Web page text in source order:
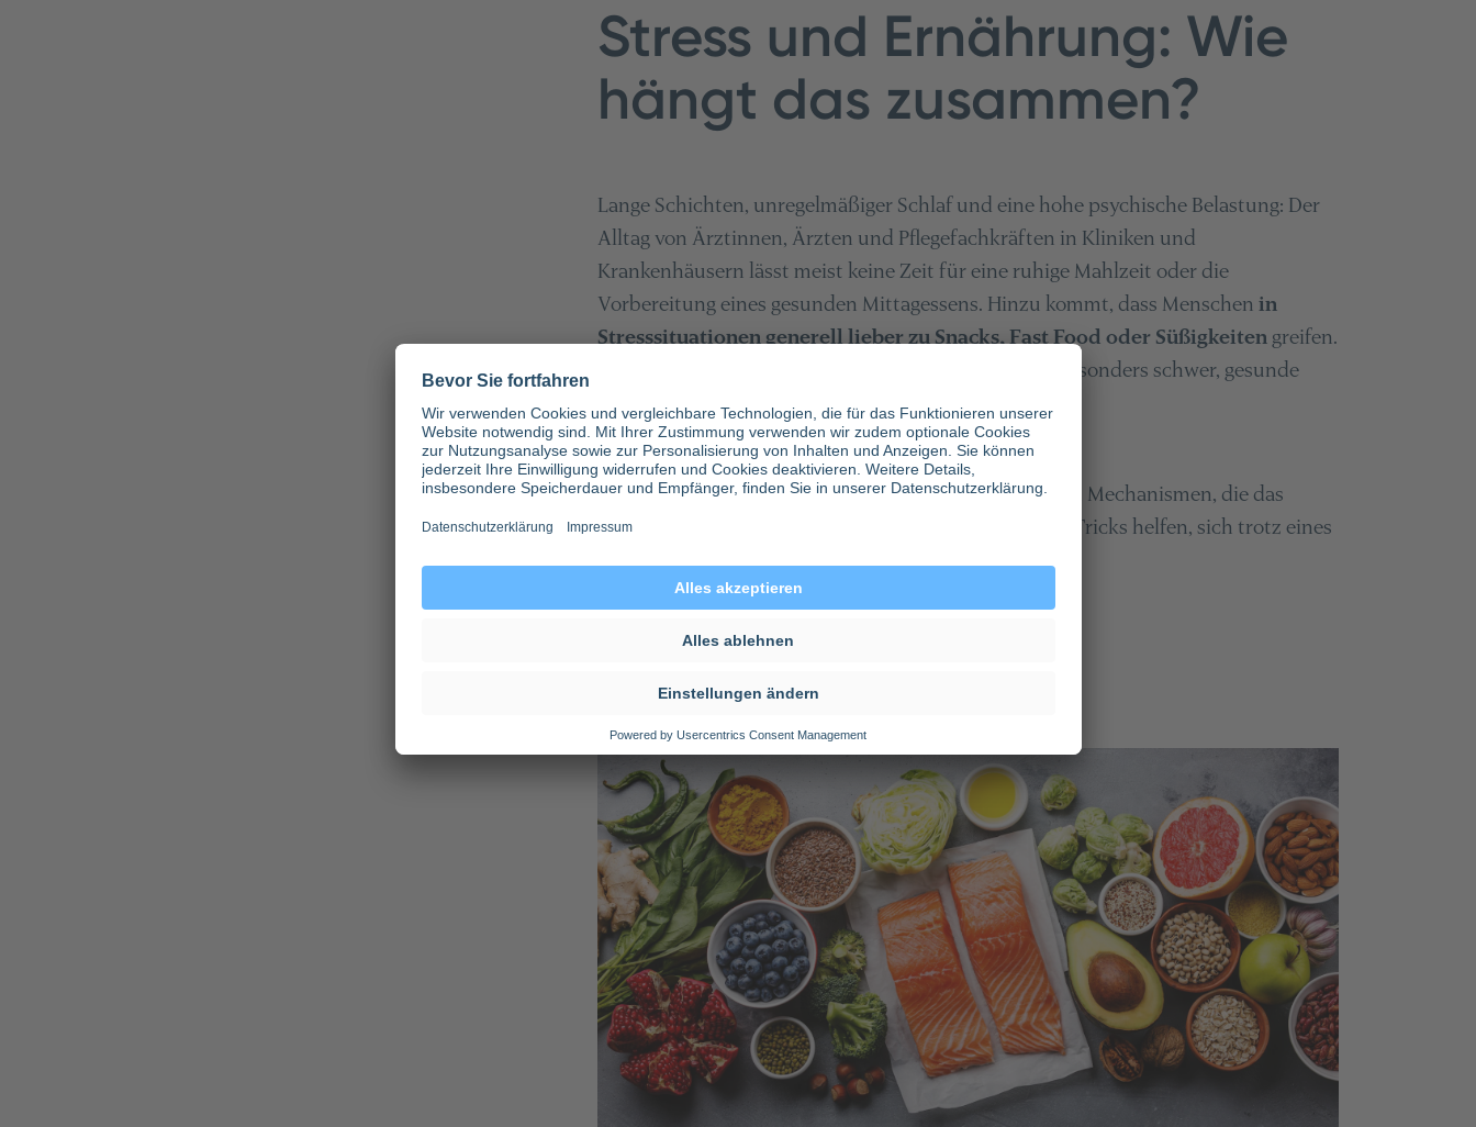
Stress und Ernährung: Wie
hängt das zusammen?
Lange Schichten, unregelmäßiger Schlaf und eine hohe psychische Belastung: Der
Alltag von Ärztinnen, Ärzten und Pflegefachkräften in Kliniken und
Krankenhäusern lässt meist keine Zeit für eine ruhige Mahlzeit oder die
Vorbereitung eines gesunden Mittagessens. Hinzu kommt, dass Menschenin
Stresssituationen generell lieber zu Snacks, Fast Food oder Süßigkeiten greifen.
Doch warum ist das so? Warum fällt es unter Druck besonders schwer, gesunde
Entscheidungen zu treffen?
Die Antwort liegt in biologischen und psychologischen Mechanismen, die das
Essverhalten steuern. Die folgenden psychologischen Tricks helfen, sich trotz eines